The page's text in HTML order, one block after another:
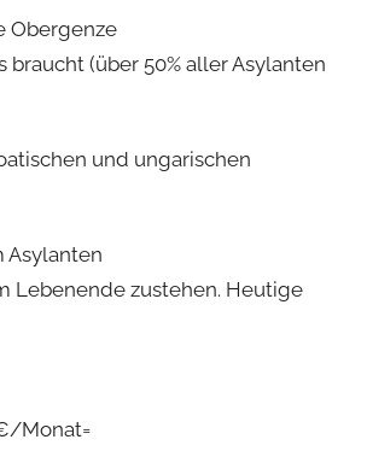
Obergenze
(über 50% aller Asylanten
und ungarischen
Asylanten
Lebenende zustehen. Heutige
Monat=